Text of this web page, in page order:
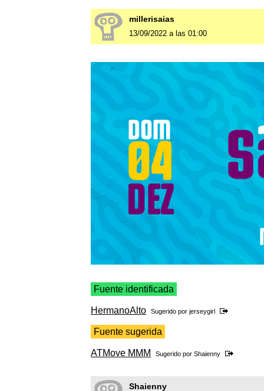
millerisaias
13/09/2022 a las 01:00
Fuente identificada
HermanoAlto Sugerido por jerseygirl
Fuente sugerida
ATMove MMM Sugerido por Shaienny
Shaienny